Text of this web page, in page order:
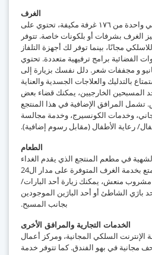
اعتبر نفسك في بيتك في واحدة من ١٧٦ غرفة مكيفة، تحتوي على
بشرفات أو بلكونات خاصة. تتوفر
بينما توفر لك أجهزة التلفاز
الفضائية برامج ترفيهية متعددة. تحتوي
شعر. دلل نفسك بزيارة إلى
والعلاجات الجسدية والعناية
الخارجيين، يمكنك قضاء بعض
الإضافية في هذا المنتجع
الكونسيرج، وخدمة مجالسة
الأطفال (مقابل رسوم إضافية).
مطعم المنتجع الذي يقدم الغداء
والعشاء والبرنش، أو استمتع بخدمة الغرف المتوفرة على مدار ال24
يمكنك زيارة أحد البارات/
أو أحد البارَين الموجودين
بجانب المسبح.
التجارية والمرافق الأخرى
السلكي المجانية، ومركز أعمال
بهو الفندق. كما تتوفر خدمة